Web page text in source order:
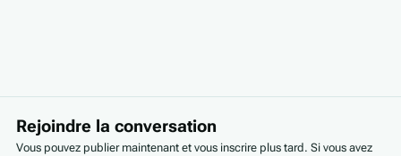
Rejoindre la conversation
Vous pouvez publier maintenant et vous inscrire plus tard. Si vous avez